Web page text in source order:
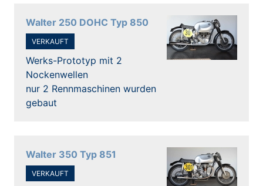
Walter 250 DOHC Typ 850
VERKAUFT
Werks-Prototyp mit 2
Nockenwellen
nur 2 Rennmaschinen wurden
gebaut
Walter 350 Typ 851
VERKAUFT